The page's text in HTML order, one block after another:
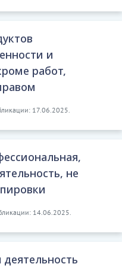
и
работ,
17.06.2025.
не
14.06.2025.